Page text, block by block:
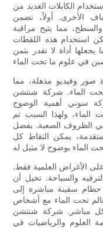
الكابلات العديد من
الأخرى. أولاً، تضمن
والسطح، مما يتيح مراقبة
استخدام هذه اللقطات
يجعلها أداة لا تقدر بثمن
صور وفيديو مذهلة، مما
تحت الماء. شركة شنتشن
سوني أهمية الوضوح
الماء، ولهذا السبب تم
في الظروف الصعبة. بفضل
يمكن التقاط كل
الأغراض العلمية فقط.
والسياحة. تخيل أن
حطام سفينة مباشرة إلى
تحت الماء مع أشخاص
مباشر. شركة شنتشن
العلوم والرياضيات في